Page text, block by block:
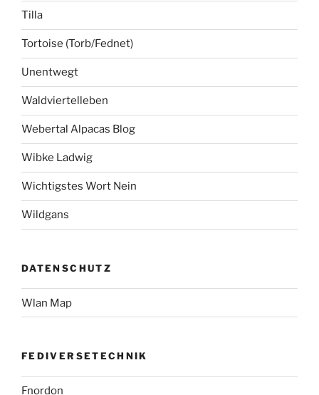
Tilla
Tortoise (Torb/Fednet)
Unentwegt
Waldviertelleben
Webertal Alpacas Blog
Wibke Ladwig
Wichtigstes Wort Nein
Wildgans
DATENSCHUTZ
Wlan Map
FEDIVERSETECHNIK
Fnordon